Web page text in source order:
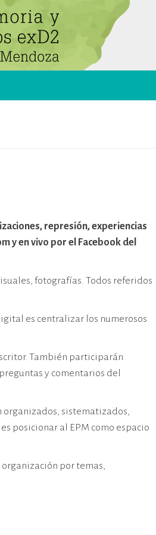
represión, experiencias
y en vivo por el Facebook del
fotografías. Todos referidos
es centralizar los numerosos
También participarán
y comentarios del
organizados, sistematizados,
posicionar al EPM como espacio
por temas,